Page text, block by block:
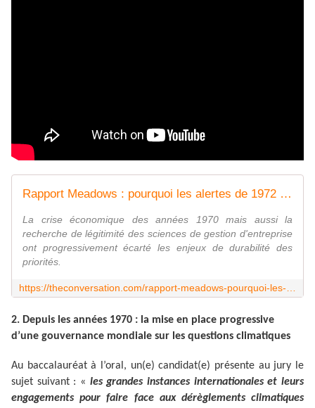
Rapport Meadows : pourquoi les alertes de 1972 ont été ignorées par les chercheurs en management ?
La crise économique des années 1970 mais aussi la
recherche de légitimité des sciences de gestion d'entreprise
ont progressivement écarté les enjeux de durabilité des
priorités.
2. Depuis les années 1970 : la mise en place progressive
d’une gouvernance mondiale sur les questions climatiques
Au baccalauréat à l’oral, un(e) candidat(e) présente au jury le
sujet suivant : « les grandes instances internationales et leurs
engagements pour faire face aux dérèglements climatiques